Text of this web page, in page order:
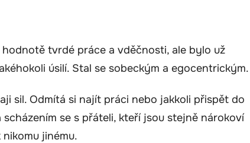
tvrdé práce a vděčnosti, ale bylo už
úsilí. Stal se sobeckým a egocentrickým.
sil. Odmítá si najít práci nebo jakkoli přispět do
se s přáteli, kteří jsou stejně nárokoví
jinému.